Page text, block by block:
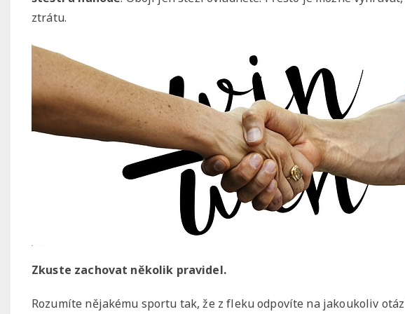
ztrátu.
Zkuste zachovat několik pravidel.
Rozumíte nějakému sportu tak, že z fleku odpovíte na jakoukoliv